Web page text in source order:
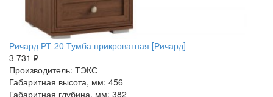
Ричард РТ-20 Тумба прикроватная [Ричард]
3 731 ₽
Производитель: ТЭКС
Габаритная высота, мм: 456
Габаритная глубина, мм: 382